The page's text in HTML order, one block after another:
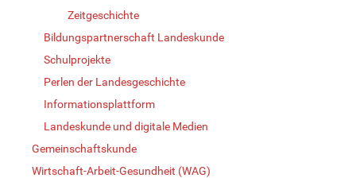
Zeitgeschichte
Bildungspartnerschaft Landeskunde
Schulprojekte
Perlen der Landesgeschichte
Informationsplattform
Landeskunde und digitale Medien
Gemeinschaftskunde
Wirtschaft-Arbeit-Gesundheit (WAG)